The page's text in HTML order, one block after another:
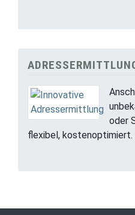
oder
flexibel, kostenoptimiert.